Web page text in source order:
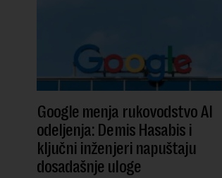
Google menja rukovodstvo AI
odeljenja: Demis Hasabis i
ključni inženjeri napuštaju
dosadašnje uloge